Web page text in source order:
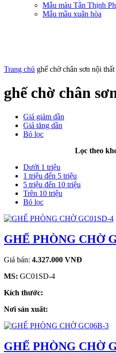
Mẫu màu Tân Thịnh
Mẫu mầu xuân hòa
Trang chủ ghế chờ chân sơn nội
ghế chờ chân
Giá giảm dần
Giá tăng dần
Bỏ lọc
Lọc theo
Dưới 1 triệu
1 triệu đến 5 triệu
5 triệu đến 10 triệu
Trên 10 triệu
Bỏ lọc
GHẾ PHÒNG CHỜ
Giá bán: 4.327.000 VNĐ
MS: GC01SD-4
Kích thước:
Nơi sản xuất:
GHẾ PHÒNG CHỜ